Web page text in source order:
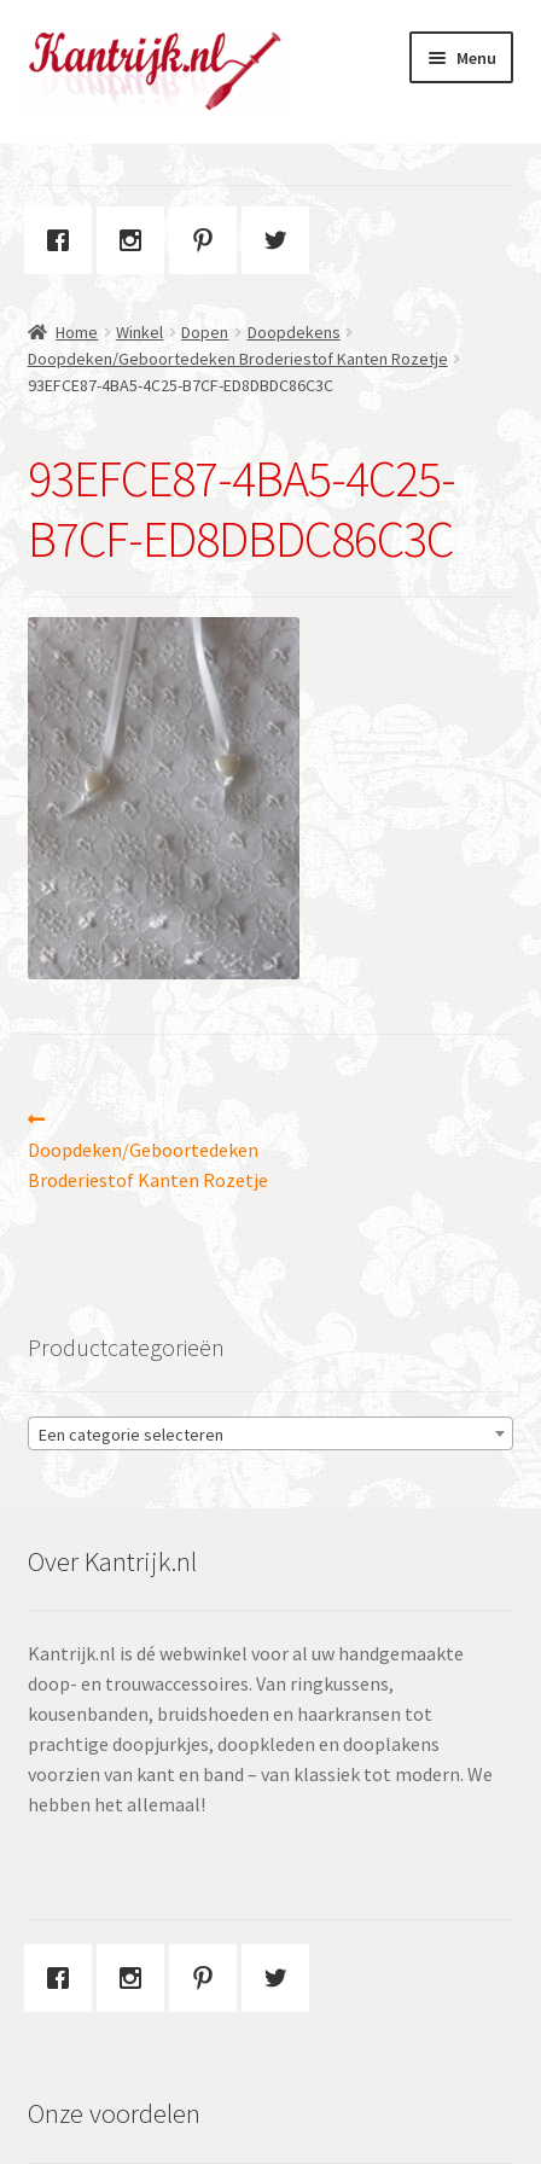
Ga
door
Ga
naar
Menu
Contact
Home Winkel Dopen
Doopdekens
Doopdeken/Geboortedeken Broderiestof Kanten Rozetje
93EFCE87-4BA5-4C25-B7CF-ED8DBDC86C3C
93EFCE87-4BA5-4C25-
B7CF-ED8DBDC86C3C
Bericht
navigatie
bericht:
Doopdeken/Geboortedeken
Broderiestof Kanten Rozetje
Productcategorieën
Een categorie selecteren
Over Kantrijk.nl
Kantrijk.nl is dé webwinkel voor al uw handgemaakte
doop- en trouwaccessoires. Van ringkussens,
kousenbanden, bruidshoeden en haarkransen tot
prachtige doopjurkjes, doopkleden en dooplakens
voorzien van kant en band – van klassiek tot modern. We
hebben het allemaal!
Onze voordelen